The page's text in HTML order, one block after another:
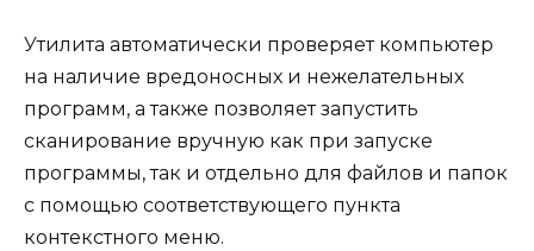
Утилита автоматически проверяет компьютер
на наличие вредоносных и нежелательных
программ, а также позволяет запустить
сканирование вручную как при запуске
программы, так и отдельно для файлов и папок
с помощью соответствующего пункта
контекстного меню.